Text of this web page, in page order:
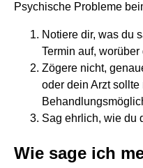
Psychische Probleme
Notiere dir, was du
Termin auf,
Zögere nicht,
oder dein Arzt
Sag ehrlich, wie du
Wie sage ich